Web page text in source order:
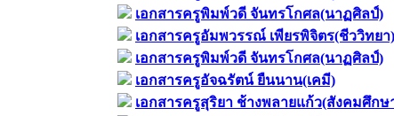
เอกสารครูพิมพ์วดี จันทรโกศล(นาฏศิลป์)
เอกสารครูอัมพวรรณ์ เพียรพิจิตร(ชีววิทยา)
เอกสารครูพิมพ์วดี จันทรโกศล(นาฏศิลป์)
เอกสารครูอัจฉรัตน์ ยืนนาน(เคมี)
เอกสารครูสุริยา ช้างพลายแก้ว(สังคมศึกษ